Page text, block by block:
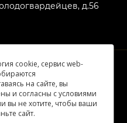
д.56
защищены
cookie, сервис web-
на сайте, вы
и согласны с условиями
вы не хотите, чтобы ваши
сайт.